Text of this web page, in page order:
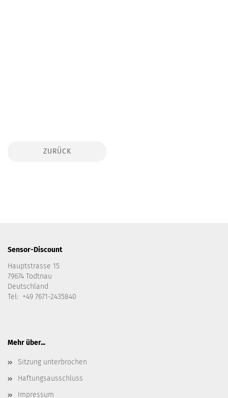
ZURÜCK
Sensor-Discount
Hauptstrasse 15
79674 Todtnau
Deutschland
Tel: +49 7671-2435840
Mehr über...
Sitzung unterbrochen
Haftungsausschluss
Impressum